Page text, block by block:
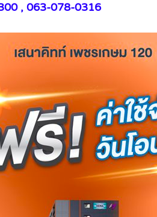
, 063-078-0316